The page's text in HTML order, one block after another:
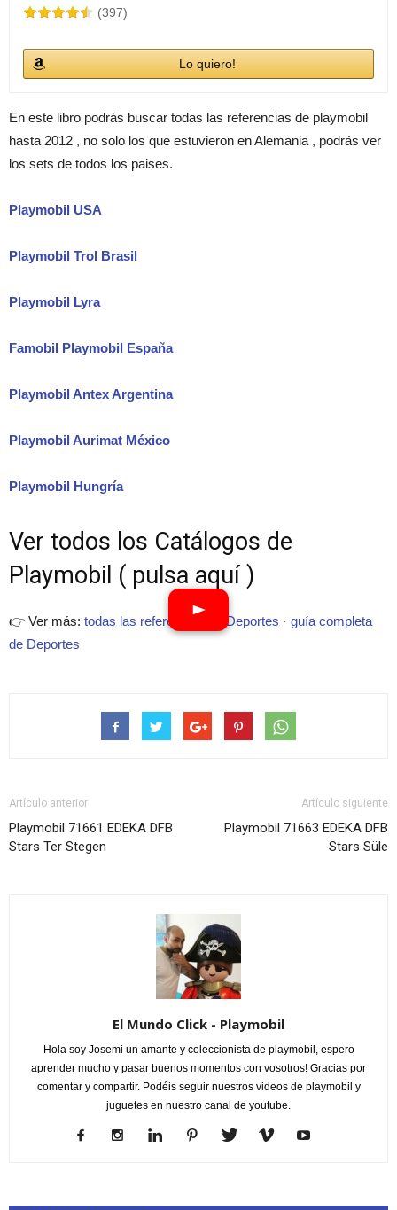
(397)
Lo quiero!
En este libro podrás buscar todas las referencias de playmobil
hasta 2012 , no solo los que estuvieron en Alemania , podrás ver
los sets de todos los paises.
Playmobil USA
Playmobil Trol Brasil
Playmobil Lyra
Famobil Playmobil España
Playmobil Antex Argentina
Playmobil Aurimat México
Playmobil Hungría
Ver todos los Catálogos de
Playmobil ( pulsa aquí )
👉 Ver más: todas las referencias de Deportes · guía completa
de Deportes
Artículo anterior
Playmobil 71661 EDEKA DFB
Stars Ter Stegen
Artículo siguiente
Playmobil 71663 EDEKA DFB
Stars Süle
El Mundo Click - Playmobil
Hola soy Josemi un amante y coleccionista de playmobil, espero
aprender mucho y pasar buenos momentos con vosotros! Gracias por
comentar y compartir. Podéis seguir nuestros videos de playmobil y
juguetes en nuestro canal de youtube.